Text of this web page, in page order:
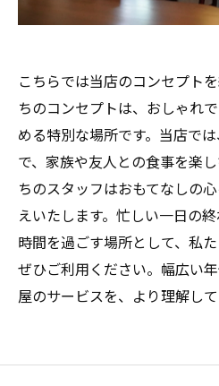
こちらでは当店のコンセプト
ちのコンセプトは、おしゃれ
める特別な場所です。当店で
で、家族や友人との食事を楽
ちのスタッフはおもてなしの
えいたします。忙しい一日の
時間を過ごす場所として、私
ぜひご利用ください。幅広い
屋のサービスを、より理解し